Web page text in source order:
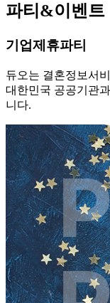
파티&이벤트
기업제휴파티
듀오는 결혼정보서
대한민국 공공기관
니다.